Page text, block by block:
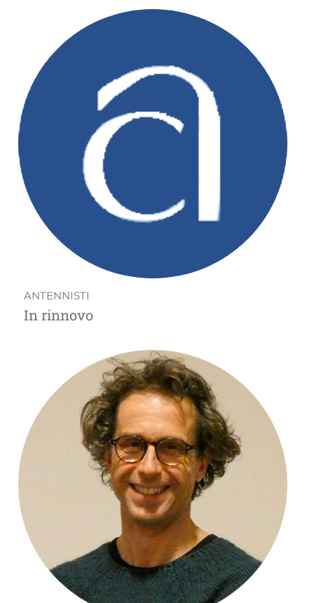
ANTENNISTI
In rinnovo